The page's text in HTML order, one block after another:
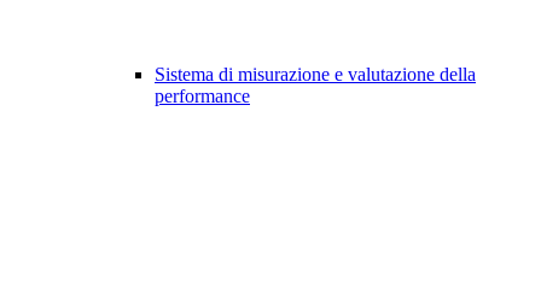
Sistema di misurazione e valutazione della
performance